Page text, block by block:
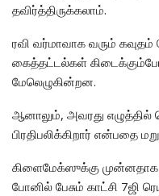
தவிர்த்திருக்கலாம்.
ரவி வர்மாவாக வரும்
கைத்தட்டல்கள்
மேலெழுகின்றன.
ஆனாலும், அவரது எழுத்தில்
பிரதிபலிக்கிறார் என்பதை
கிளைமேக்ஸுக்கு முன்னதாக
போனில் பேசும் காட்சி 7ஜி